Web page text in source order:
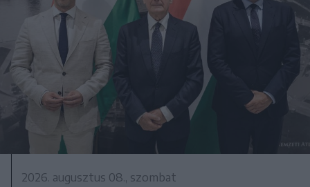
2026. augusztus 08., szombat